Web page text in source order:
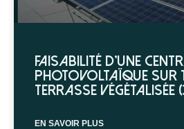
Faisabilité d’une
photovoltaïque sur
terrasse végétalisée
EN SAVOIR PLUS